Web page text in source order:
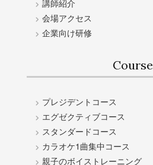
講師紹介
会場アクセス
企業向け研修
Course
プレジデントコース
エグゼクティブコース
スタンダードコース
カラオケ1曲集中コース
親子のボイストレーニング